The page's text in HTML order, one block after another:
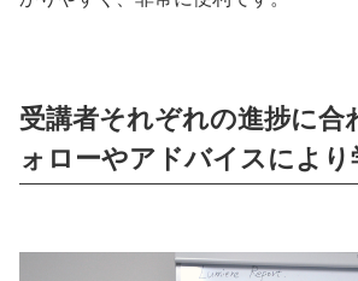
受講者それぞれの進捗に合
ォローやアドバイスにより